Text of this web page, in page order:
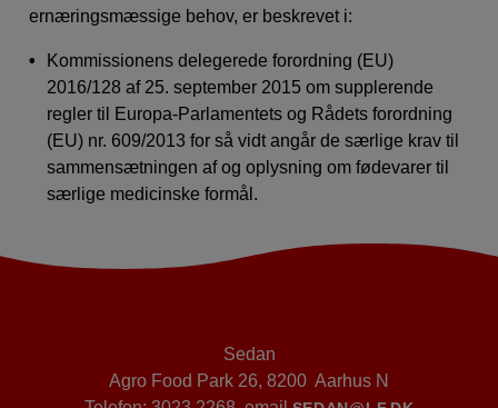
ernæringsmæssige behov, er beskrevet i:
Kommissionens delegerede forordning (EU)
2016/128 af 25. september 2015 om supplerende
regler til Europa-Parlamentets og Rådets forordning
(EU) nr. 609/2013 for så vidt angår de særlige krav til
sammensætningen af og oplysning om fødevarer til
særlige medicinske formål.
Sedan
Agro Food Park 26, 8200 Aarhus N